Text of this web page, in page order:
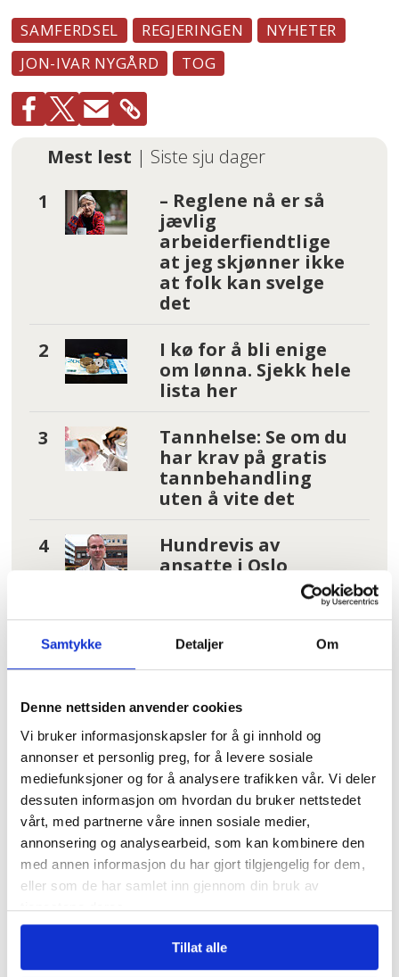
Samtykke Detaljer Om
Denne nettsiden anvender cookies
Vi bruker informasjonskapsler for å gi innhold og
annonser et personlig preg, for å levere sosiale
mediefunksjoner og for å analysere trafikken vår. Vi deler
dessuten informasjon om hvordan du bruker nettstedet
vårt, med partnerne våre innen sosiale medier,
annonsering og analysearbeid, som kan kombinere den
med annen informasjon du har gjort tilgjengelig for dem,
eller som de har samlet inn gjennom din bruk av
tjenestene deres.
Tillat alle
SAMFERDSEL REGJERINGEN
NYHETER
JON-IVAR NYGÅRD
TOG
Mest lest | Siste sju dager
– Reglene nå er så
jævlig
arbeiderfiendtlige
at jeg skjønner ikke
at folk kan svelge
det
I kø for å bli enige
om lønna. Sjekk hele
lista her
Tannhelse: Se om du
har krav på gratis
tannbehandling
uten å vite det
Hundrevis av
ansatte i Oslo
faste oppgaver: –
Føler meg plassert
på loftet og glemt
varslet om
Uranienborghjemmet:
– De tar svaret for god
fisk
Les flere nyheter: